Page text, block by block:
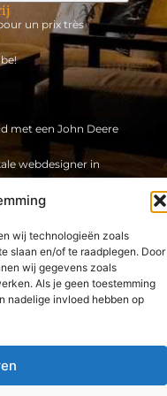
wij technologieën zoals
slaan en/of te raadplegen. Door
wij gegevens zoals
Als je geen toestemming
nadelige invloed hebben op
un prix très
met een John Deere
webdesigner in